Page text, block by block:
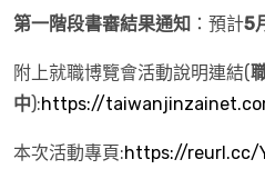
第一階段書審結果通知 ：預計5
附上就職博覽會活動說明連結(
中):https://
本次活動專頁:https://reurl.cc/